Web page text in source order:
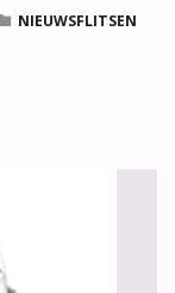
NIEUWSFLITSEN